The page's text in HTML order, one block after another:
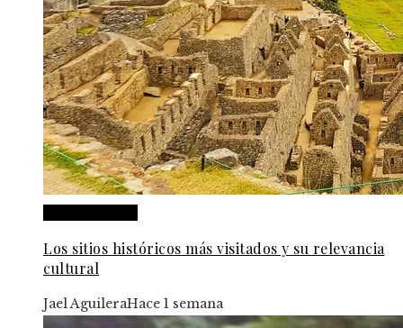
Los sitios históricos más visitados y su relevancia
cultural
Jael AguileraHace 1 semana